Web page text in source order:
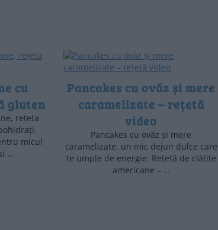
cu
gluten
rețeta
micul
…
Pancakes cu ovăz și mere
caramelizate – rețetă
video
Pancakes cu ovăz și mere
caramelizate, un mic dejun dulce care
te umple de energie. Rețetă de clătite
americane – …